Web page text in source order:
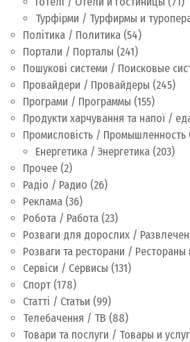
Турфірми / Турфирмы и
Політика / Политика (54)
Портали / Порталы (241)
Пошукові системи / Поисковые
Провайдери / Провайдеры (245)
Програми / Программы (155)
Продукти харчування та напої /
Промисловість / Промышленность
Енергетика / Энергетика (203)
Прочее (2)
Радіо / Радио (26)
Реклама (36)
Робота / Работа (23)
Розваги для дорослих /
Розваги та ресторани / Рестораны
Сервіси / Сервисы (131)
Спорт (178)
Статті / Статьи (99)
Телебачення / ТВ (88)
Товари та послуги / Товары и